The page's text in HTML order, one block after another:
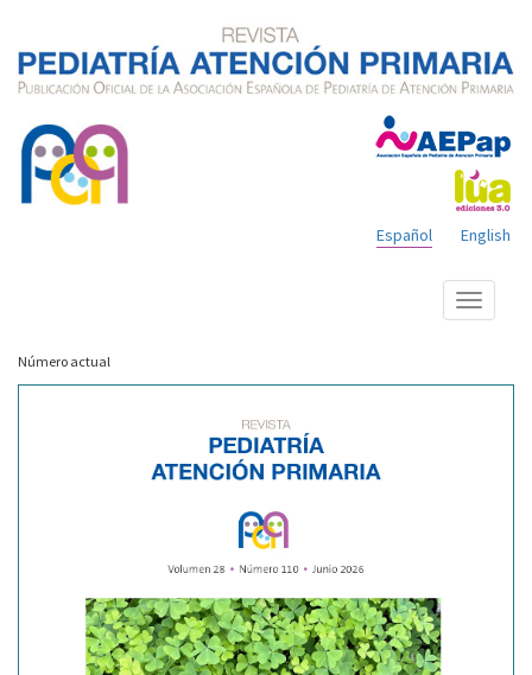
English
Español
Mostrar
menú
Número actual